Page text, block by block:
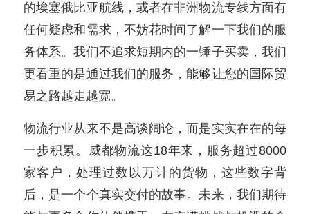
的埃塞俄比亚航线，或者在非洲物流专线方面有
任何疑虑和需求，不妨花时间了解一下我们的服
务体系。我们不追求短期内的一锤子买卖，我们
更看重的是通过我们的服务，能够让您的国际贸
易之路越走越宽。
物流行业从来不是高谈阔论，而是实实在在的每
一步积累。威都物流这18年来，服务超过8000
家客户，处理过数以万计的货物，这些数字背
后，是一个个真实交付的故事。未来，我们期待